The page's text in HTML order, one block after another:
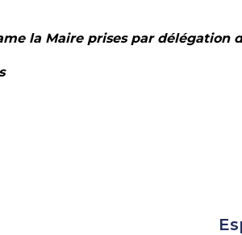
la Maire prises par délégation